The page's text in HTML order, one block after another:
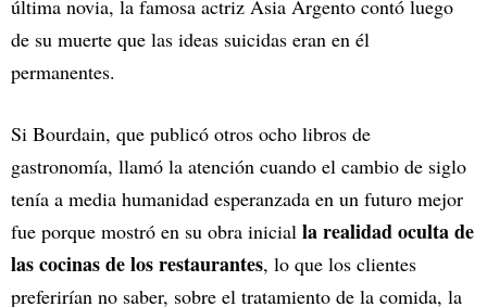
última novia, la famosa actriz Asia Argento contó luego
de su muerte que las ideas suicidas eran en él
permanentes.
Si Bourdain, que publicó otros ocho libros de
gastronomía, llamó la atención cuando el cambio de siglo
tenía a media humanidad esperanzada en un futuro mejor
fue porque mostró en su obra inicial la realidad oculta de
las cocinas de los restaurantes, lo que los clientes
preferirían no saber, sobre el tratamiento de la comida, la